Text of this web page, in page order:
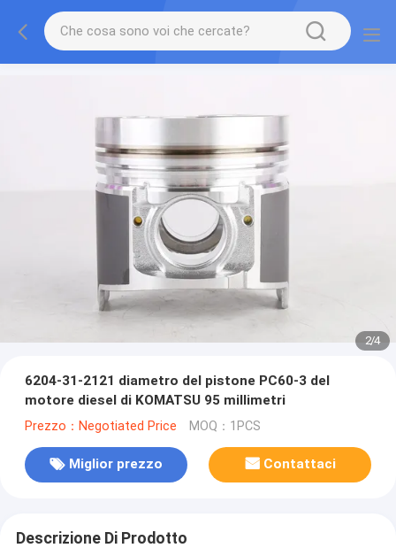
2/4
6204-31-2121 diametro del pistone PC60-3 del
motore diesel di KOMATSU 95 millimetri
Prezzo：Negotiated Price MOQ：1PCS
Miglior prezzo Contattaci
Descrizione Di Prodotto